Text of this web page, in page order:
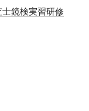
士鏡検実習研修